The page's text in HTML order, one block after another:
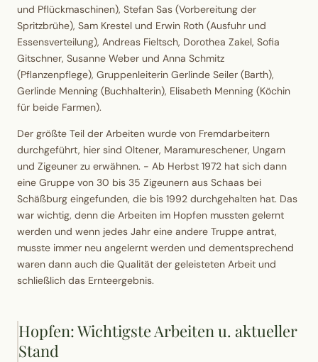
und Pflückmaschinen), Stefan Sas (Vorbereitung der
Spritzbrühe), Sam Krestel und Erwin Roth (Ausfuhr und
Essensverteilung), Andreas Fieltsch, Dorothea Zakel, Sofia
Gitschner, Susanne Weber und Anna Schmitz
(Pflanzenpflege), Gruppenleiterin Gerlinde Seiler (Barth),
Gerlinde Menning (Buchhalterin), Elisabeth Menning (Köchin
für beide Farmen).
Der größte Teil der Arbeiten wurde von Fremdarbeitern
durchgeführt, hier sind Oltener, Maramureschener, Ungarn
und Zigeuner zu erwähnen. - Ab Herbst 1972 hat sich dann
eine Gruppe von 30 bis 35 Zigeunern aus Schaas bei
Schäßburg eingefunden, die bis 1992 durchgehalten hat. Das
war wichtig, denn die Arbeiten im Hopfen mussten gelernt
werden und wenn jedes Jahr eine andere Truppe antrat,
musste immer neu angelernt werden und dementsprechend
waren dann auch die Qualität der geleisteten Arbeit und
schließlich das Ernteergebnis.
Hopfen: Wichtigste Arbeiten u. aktueller
Stand